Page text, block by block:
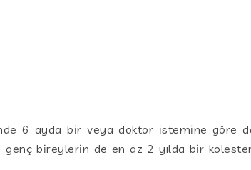
6 ayda bir veya doktor istemine göre
genç bireylerin de en az 2 yılda bir